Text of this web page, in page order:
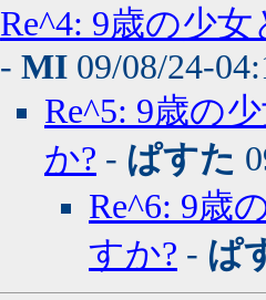
Re^4: 9歳の少
- MI 09/08/24-
Re^5: 9歳の
か? - ぱすた
Re^6: 9歳
すか? - ぱ